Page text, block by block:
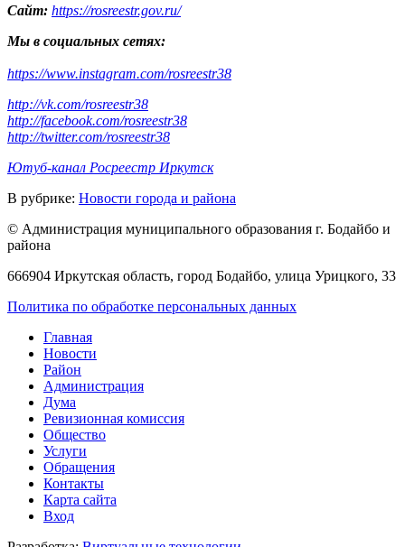
Сайт: https://rosreestr.gov.ru/
Мы в социальных сетях:
https://www.instagram.com/rosreestr38
http://vk.com/rosreestr38
http://facebook.com/rosreestr38
http://twitter.com/rosreestr38
Ютуб-канал Росреестр Иркутск
В рубрике: Новости города и района
© Администрация муниципального образования г. Бодайбо и
района
666904 Иркутская область, город Бодайбо, улица Урицкого, 33
Политика по обработке персональных данных
Главная
Новости
Район
Администрация
Дума
Ревизионная комиссия
Общество
Услуги
Обращения
Контакты
Карта сайта
Вход